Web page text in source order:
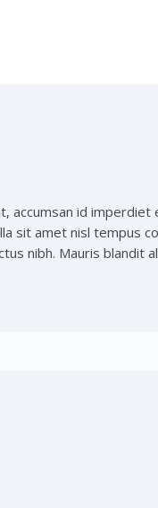
accumsan id
sit amet nisl tempus
nibh. Mauris blandit